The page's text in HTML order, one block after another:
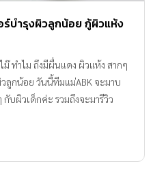
ร์บํารุงผิวลูกน้อย กู้ผิวแห้ง
ม๊ ทำไม ถึงมีผื่นแดง ผิวแห้ง สากๆ
ลูกน้อย วันนี้ทีมแม่ABK จะมาบ
ผิวเด็กค่ะ รวมถึงจะมารีวิว
มีผิวสุขภาพดีทุกวันค่ะ